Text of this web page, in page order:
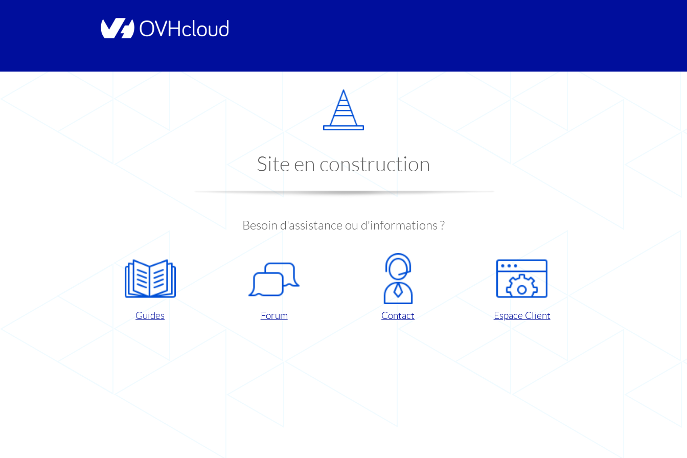
Site en construction
Besoin d'assistance ou d'informations ?
Guides Forum Contact Espace Client